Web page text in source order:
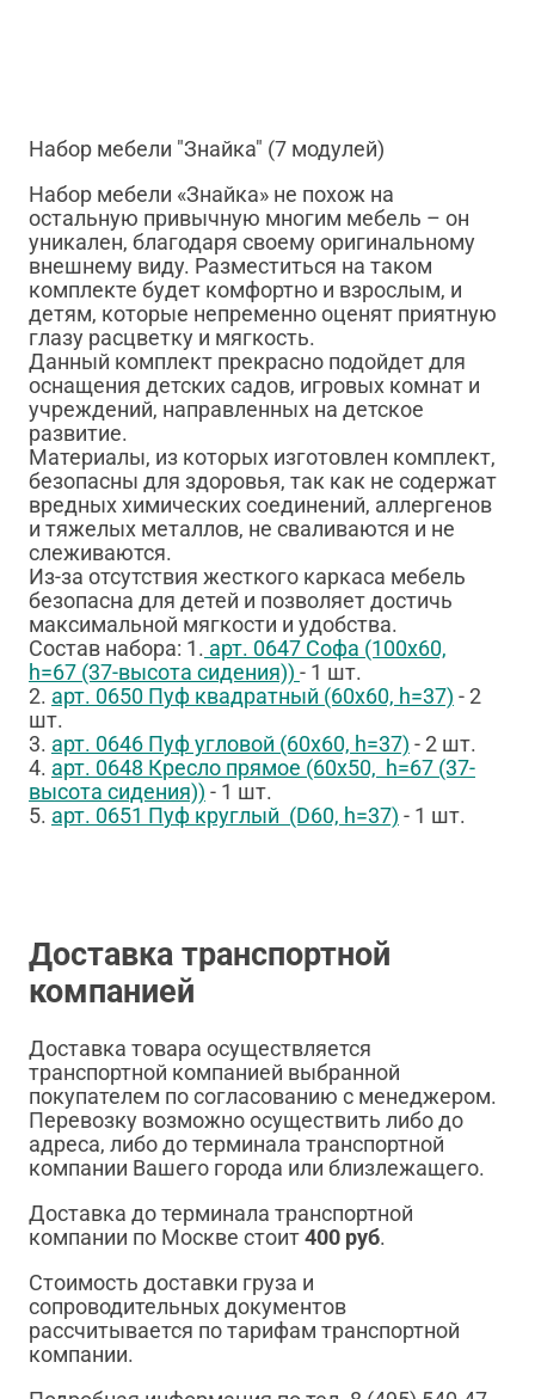
Набор мебели "Знайка" (7 модулей)
Набор мебели «Знайка» не похож на
остальную привычную многим мебель – он
уникален, благодаря своему оригинальному
внешнему виду. Разместиться на таком
комплекте будет комфортно и взрослым, и
детям, которые непременно оценят приятную
глазу расцветку и мягкость.
Данный комплект прекрасно подойдет для
оснащения детских садов, игровых комнат и
учреждений, направленных на детское
развитие.
Материалы, из которых изготовлен комплект,
безопасны для здоровья, так как не содержат
вредных химических соединений, аллергенов
и тяжелых металлов, не сваливаются и не
слеживаются.
Из-за отсутствия жесткого каркаса мебель
безопасна для детей и позволяет достичь
максимальной мягкости и удобства.
Состав набора: 1. арт. 0647 Софа (100х60,
h=67 (37-высота сидения)) - 1 шт.
2. арт. 0650 Пуф квадратный (60х60, h=37) - 2
шт.
3. арт. 0646 Пуф угловой (60х60, h=37) - 2 шт.
4. арт. 0648 Кресло прямое (60х50, h=67 (37-
высота сидения)) - 1 шт.
5. арт. 0651 Пуф круглый (D60, h=37) - 1 шт.
Доставка транспортной
компанией
Доставка товара осуществляется
транспортной компанией выбранной
покупателем по согласованию с менеджером.
Перевозку возможно осуществить либо до
адреса, либо до терминала транспортной
компании Вашего города или близлежащего.
Доставка до терминала транспортной
компании по Москве стоит400 руб.
Стоимость доставки груза и
сопроводительных документов
рассчитывается по тарифам транспортной
компании.